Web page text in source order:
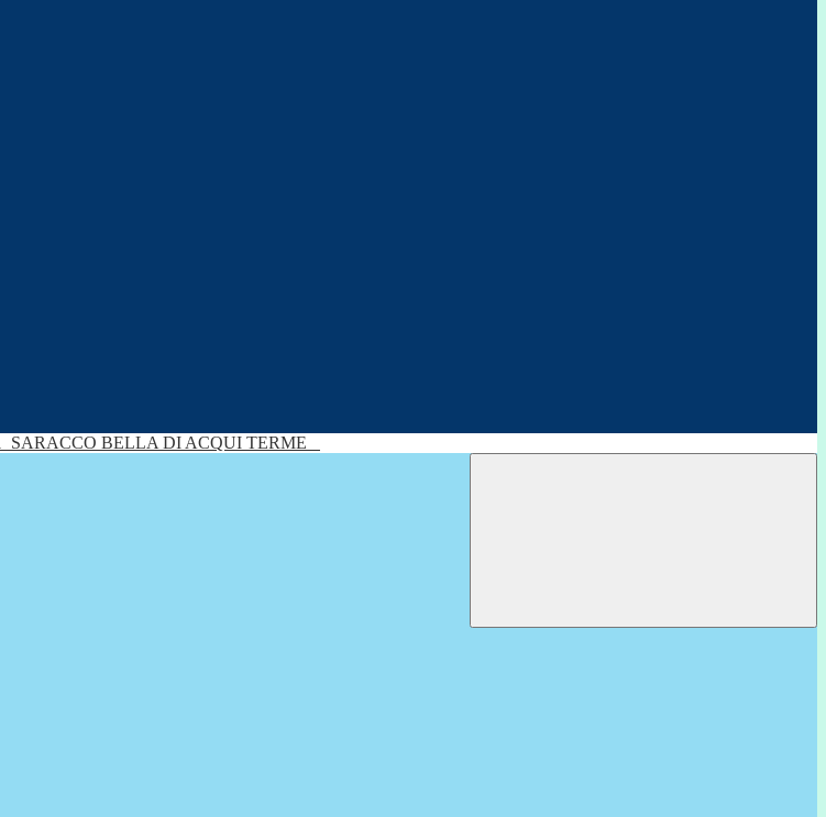
SARACCO BELLA DI ACQUI TERME